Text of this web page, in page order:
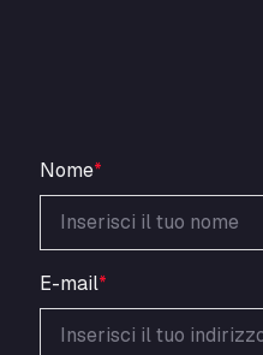
Nome*
E-mail*